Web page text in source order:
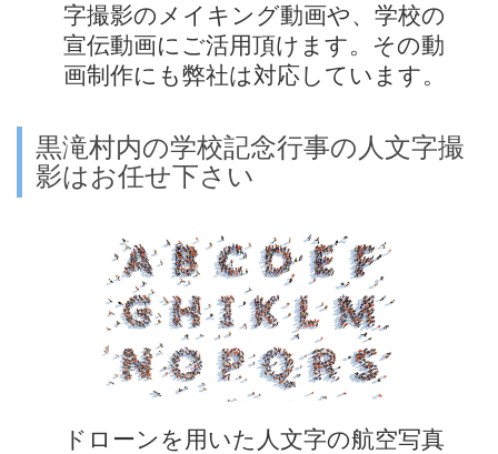
字撮影のメイキング動画や、学校の
宣伝動画にご活用頂けます。その動
画制作にも弊社は対応しています。
黒滝村内の学校記念行事の人文字撮
影はお任せ下さい
ドローンを用いた人文字の航空写真